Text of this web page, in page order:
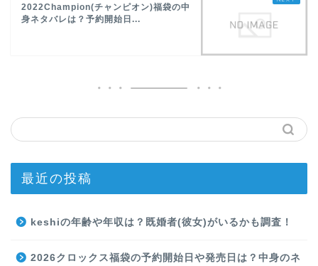
2022Champion(チャンピオン)福袋の中
身ネタバレは？予約開始日...
最近の投稿
keshiの年齢や年収は？既婚者(彼女)がいるかも調査！
2026クロックス福袋の予約開始日や発売日は？中身のネ